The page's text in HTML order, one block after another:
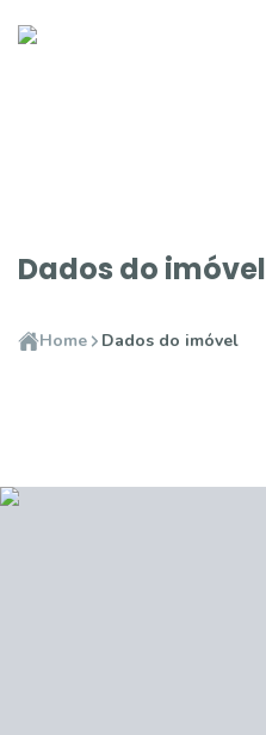
Dados do imóvel
Home Dados do imóvel